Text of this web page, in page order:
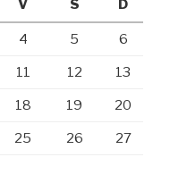
V S D
4 5 6
11 12 13
18 19 20
25 26 27